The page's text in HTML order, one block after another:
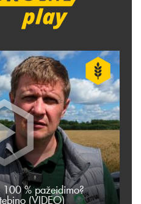
% pažeidimo?
(VIDEO)